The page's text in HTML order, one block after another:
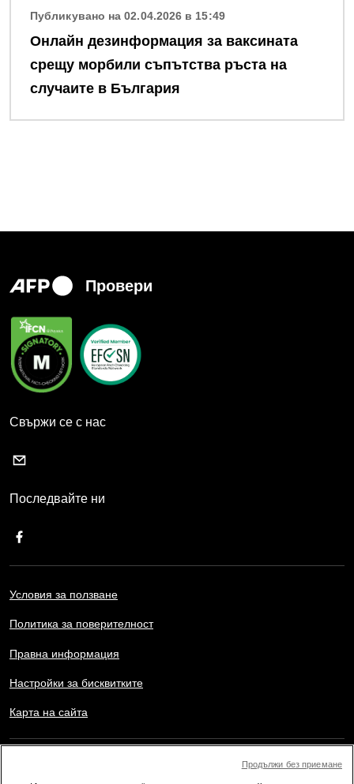
Публикувано на 02.04.2026 в 15:49
Онлайн дезинформация за ваксината
срещу морбили съпътства ръста на
случаите в България
Провери
Свържи се с нас
Последвайте ни
Условия за ползване
Политика за поверителност
Правна информация
Настройки за бисквитките
Карта на сайта
Copyright © AFP 2017-2026. Всички права запазени.
Продължи без приемане